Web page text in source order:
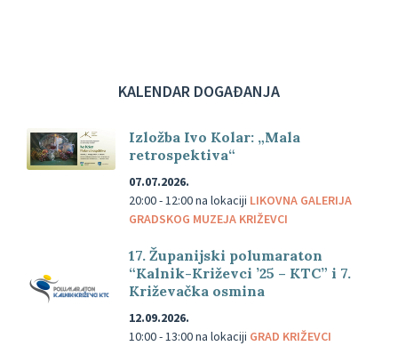
KALENDAR DOGAĐANJA
Izložba Ivo Kolar: „Mala
retrospektiva“
07.07.2026.
20:00 - 12:00na lokaciji LIKOVNA GALERIJA
GRADSKOG MUZEJA KRIŽEVCI
17. Županijski polumaraton
“Kalnik-Križevci ’25 – KTC” i 7.
Križevačka osmina
12.09.2026.
10:00 - 13:00na lokaciji GRAD KRIŽEVCI